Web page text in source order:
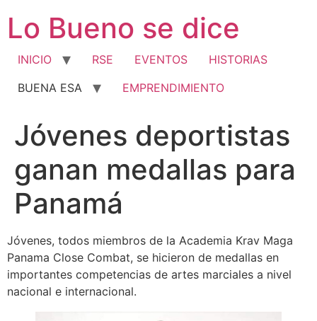
contenido
Lo Bueno se dice
INICIO RSE EVENTOS
HISTORIAS
BUENA ESA
EMPRENDIMIENTO
Jóvenes deportistas
ganan medallas para
Panamá
Jóvenes, todos miembros de la Academia Krav Maga
Panama Close Combat, se hicieron de medallas en
importantes competencias de artes marciales a nivel
nacional e internacional.